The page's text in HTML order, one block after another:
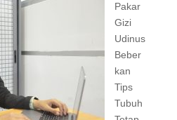
Pakar
Gizi
Udinus
Beber
kan
Tips
Tubuh